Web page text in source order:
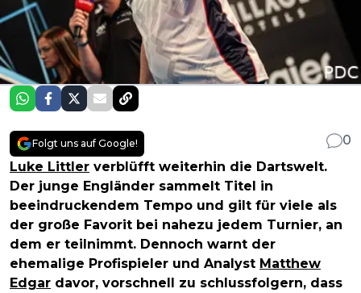
Folgt uns auf Google!
0
Luke Littler verblüfft weiterhin die Dartswelt.
Der junge Engländer sammelt Titel in
beeindruckendem Tempo und gilt für viele als
der große Favorit bei nahezu jedem Turnier, an
dem er teilnimmt. Dennoch warnt der
ehemalige Profispieler und Analyst Matthew
Edgar davor, vorschnell zu schlussfolgern, dass